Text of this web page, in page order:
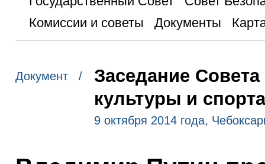
Комиссии и советы
Документы
Документ /
Заседание
культуры и спорта
9 октября 2014 года,